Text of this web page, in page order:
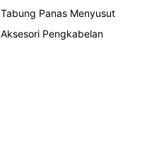
Tabung Panas Menyusut
Aksesori Pengkabelan